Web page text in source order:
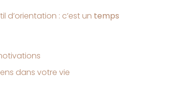
d’orientation : c’est un temps
dans votre vie